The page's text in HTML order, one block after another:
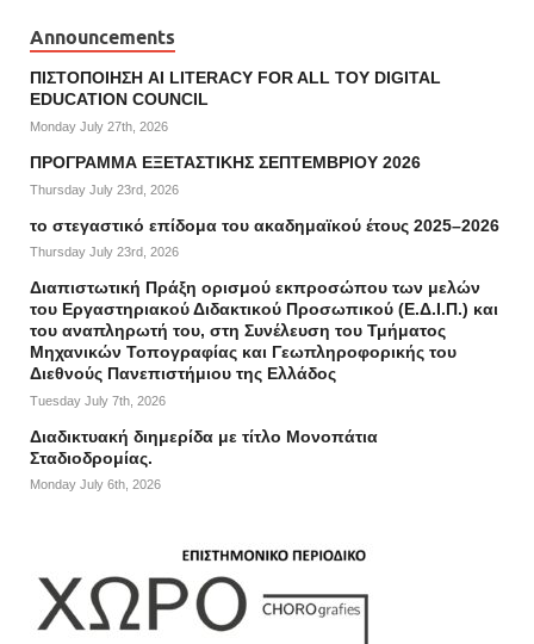
Announcements
ΠΙΣΤΟΠΟΙΗΣΗ AI LITERACY FOR ALL ΤΟΥ DIGITAL
EDUCATION COUNCIL
Monday July 27th, 2026
ΠΡΟΓΡΑΜΜΑ ΕΞΕΤΑΣΤΙΚΗΣ ΣΕΠΤΕΜΒΡΙΟΥ 2026
Thursday July 23rd, 2026
το στεγαστικό επίδομα του ακαδημαϊκού έτους 2025–2026
Thursday July 23rd, 2026
Διαπιστωτική Πράξη ορισμού εκπροσώπου των μελών
του Εργαστηριακού Διδακτικού Προσωπικού (Ε.Δ.Ι.Π.) και
του αναπληρωτή του, στη Συνέλευση του Τμήματος
Μηχανικών Τοπογραφίας και Γεωπληροφορικής του
Διεθνούς Πανεπιστήμιου της Ελλάδος
Tuesday July 7th, 2026
Διαδικτυακή διημερίδα με τίτλο Μονοπάτια
Σταδιοδρομίας.
Monday July 6th, 2026